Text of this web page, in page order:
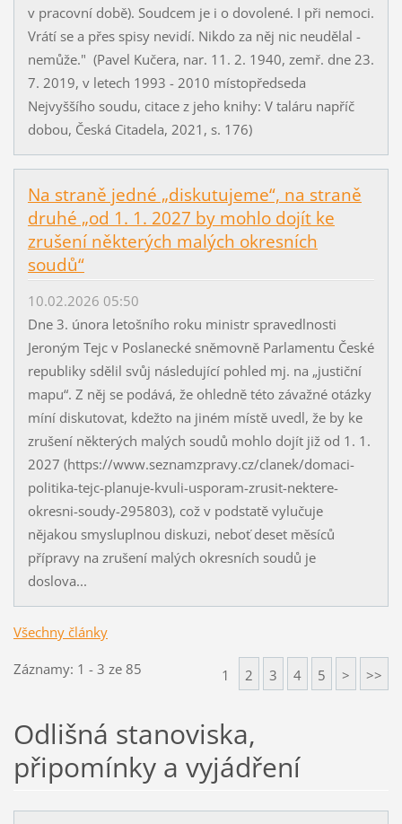
v pracovní době). Soudcem je i o dovolené. I při nemoci.
Vrátí se a přes spisy nevidí. Nikdo za něj nic neudělal -
nemůže." (Pavel Kučera, nar. 11. 2. 1940, zemř. dne 23.
7. 2019, v letech 1993 - 2010 místopředseda
Nejvyššího soudu, citace z jeho knihy: V taláru napříč
dobou, Česká Citadela, 2021, s. 176)
Na straně jedné „diskutujeme“, na straně
druhé „od 1. 1. 2027 by mohlo dojít ke
zrušení některých malých okresních
soudů“
10.02.2026 05:50
Dne 3. února letošního roku ministr spravedlnosti
Jeroným Tejc v Poslanecké sněmovně Parlamentu České
republiky sdělil svůj následující pohled mj. na „justiční
mapu“. Z něj se podává, že ohledně této závažné otázky
míní diskutovat, kdežto na jiném místě uvedl, že by ke
zrušení některých malých soudů mohlo dojít již od 1. 1.
2027 (https://www.seznamzpravy.cz/clanek/domaci-
politika-tejc-planuje-kvuli-usporam-zrusit-nektere-
okresni-soudy-295803), což v podstatě vylučuje
nějakou smysluplnou diskuzi, neboť deset měsíců
přípravy na zrušení malých okresních soudů je
doslova...
Všechny články
Záznamy: 1 - 3 ze 85 1 2 3 4 5 > >>
Odlišná stanoviska,
připomínky a vyjádření